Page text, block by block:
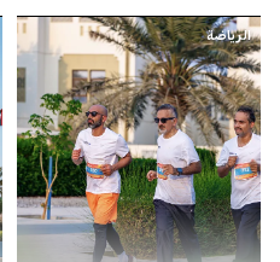
الرياضة